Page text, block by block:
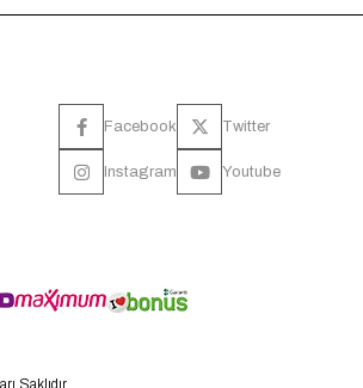
Facebook Twitter
Instagram Youtube
Saklıdır.